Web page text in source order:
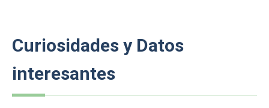
Curiosidades y Datos
interesantes